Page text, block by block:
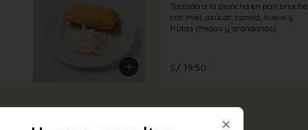
Tostada a la plancha en pan brioche
con miel, azúcar, canela, huevo y
frutas (fresas y arándanos).
S/ 19.50